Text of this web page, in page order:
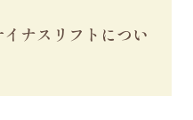
ナスリフトについ